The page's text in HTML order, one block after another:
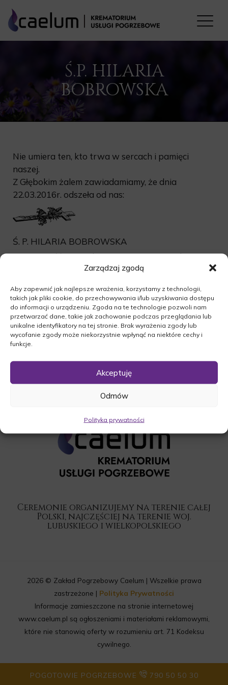
Zarządzaj zgodą
Aby zapewnić jak najlepsze wrażenia, korzystamy z technologii,
takich jak pliki cookie, do przechowywania i/lub uzyskiwania dostępu
do informacji o urządzeniu. Zgoda na te technologie pozwoli nam
przetwarzać dane, takie jak zachowanie podczas przeglądania lub
unikalne identyfikatory na tej stronie. Brak wyrażenia zgody lub
wycofanie zgody może niekorzystnie wpłynąć na niektóre cechy i
funkcje.
Akceptuję
Odmów
Polityka prywatności
POGOTOWIE POGRZEBOWE 790 50 50 30
Ś.P. HILARIA
BOBROWSKA
Nie umiera ten, kto trwa w sercach i pamięci
naszej.
Z Głębokim żalem zawiadamiamy, że dnia
22.03.2016r. odszeła od nas:
Ś. P. HILARIA BOBROWSKA
Uroczystość pogrzebowa rozpocznie się dnia
24.03.2016r o godz.13:30 modlitwą różańcową w
Następnie odbędzie się Msza Święta o godz.14:00,
po której nastąpi odprowadzenie zmarłej na
miejsce wiecznego spoczynku w Pszczewie.
O czym zawiadamia pogrążona w smutku
Rodzina.
Ceremonie organizujemy na terenie całej
Polski, najczęściej na terenie woj.
lubuskiego i wielkopolskiego
2026 © Zakład Pogrzebowy Caelum | Wszelkie prawa
zastrzeżone | Polityka Prywatności
Informacje zamieszczone na stronie internetowej
www.caelum.pl są ogłoszeniami i materiałami reklamowymi,
które nie stanowią oferty w rozumieniu art. 71 Kodeksu
cywilnego.